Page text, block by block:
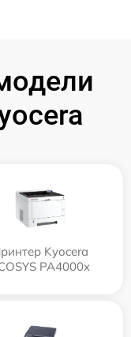
Kyocera
PA4000x